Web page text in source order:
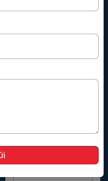
nhé. Thẻ Swiss […]